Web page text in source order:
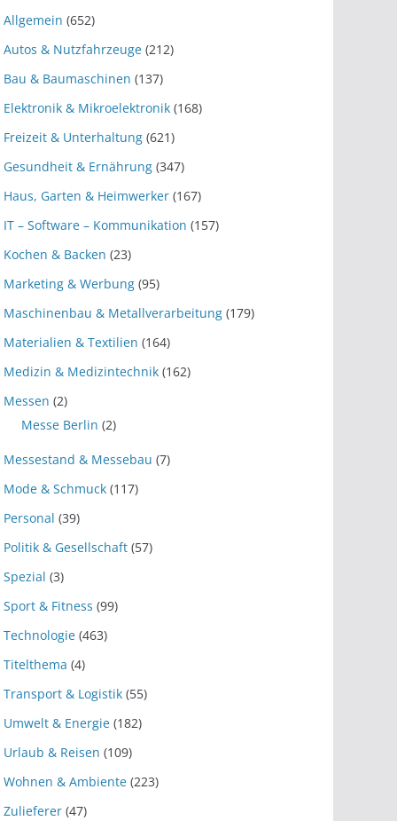
Allgemein (652)
Autos & Nutzfahrzeuge (212)
Bau & Baumaschinen (137)
Elektronik & Mikroelektronik (168)
Freizeit & Unterhaltung (621)
Gesundheit & Ernährung (347)
Haus, Garten & Heimwerker (167)
IT – Software – Kommunikation (157)
Kochen & Backen (23)
Marketing & Werbung (95)
Maschinenbau & Metallverarbeitung (179)
Materialien & Textilien (164)
Medizin & Medizintechnik (162)
Messen (2)
Messe Berlin (2)
Messestand & Messebau (7)
Mode & Schmuck (117)
Personal (39)
Politik & Gesellschaft (57)
Spezial (3)
Sport & Fitness (99)
Technologie (463)
Titelthema (4)
Transport & Logistik (55)
Umwelt & Energie (182)
Urlaub & Reisen (109)
Wohnen & Ambiente (223)
Zulieferer (47)